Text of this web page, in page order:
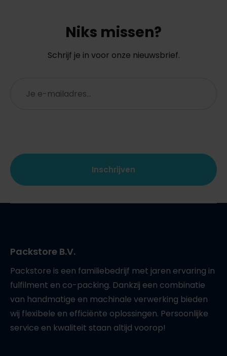
Niks missen?
Schrijf je in voor onze nieuwsbrief.
mailadres
Packstore B.V.
Packstore is een familiebedrijf met jaren ervaring in
fulfilment en co-packing. Dankzij een combinatie
van handmatige en machinale verwerking bieden
wij flexibele en efficiënte oplossingen. Persoonlijke
service en kwaliteit staan altijd voorop!